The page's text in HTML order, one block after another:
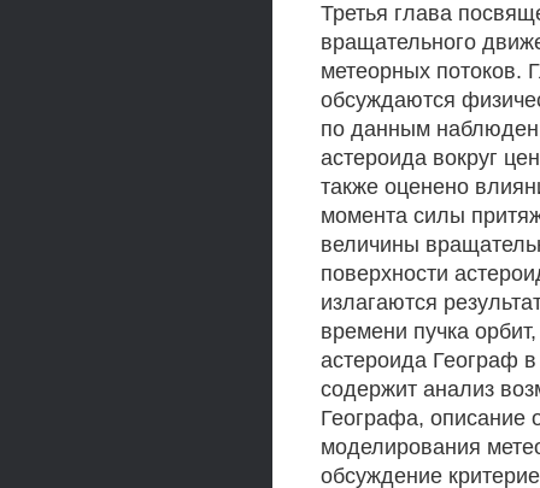
Третья глава
вращательного
метеорных потоков.
обсуждаются
по данным
астероида вокруг
также оценено
момента силы
величины
поверхности
излагаются
времени пучка
астероида Географ
содержит анализ
Географа, описание
моделирования
обсуждение